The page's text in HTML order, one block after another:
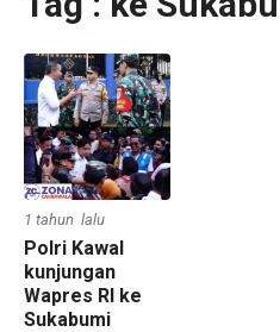
1 tahun lalu
Polri Kawal
kunjungan
Wapres RI ke
Sukabumi